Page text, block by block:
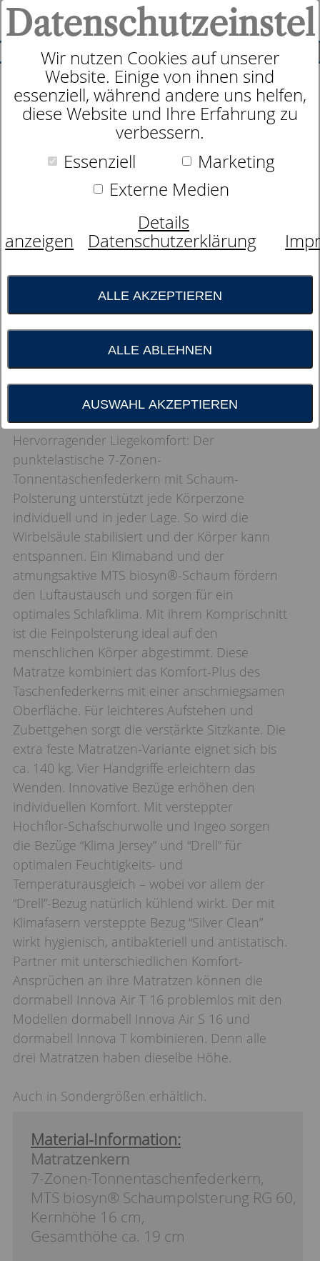
SUCHE
0
Taschenfederkernmatratze
dormabell Innova Air T 16
Hervorragender Liegekomfort: Der
punktelastische 7-Zonen-
Tonnentaschenfederkern mit Schaum-
Polsterung unterstützt jede Körperzone
individuell und in jeder Lage. So wird die
Wirbelsäule stabilisiert und der Körper kann
entspannen. Ein Klimaband und der
atmungsaktive MTS biosyn®-Schaum fördern
den Luftaustausch und sorgen für ein
optimales Schlafklima. Mit ihrem Komprischnitt
ist die Feinpolsterung ideal auf den
menschlichen Körper abgestimmt. Diese
Matratze kombiniert das Komfort-Plus des
Taschenfederkerns mit einer anschmiegsamen
Oberfläche. Für leichteres Aufstehen und
Zubettgehen sorgt die verstärkte Sitzkante. Die
extra feste Matratzen-Variante eignet sich bis
ca. 140 kg. Vier Handgriffe erleichtern das
Wenden. Innovative Bezüge erhöhen den
individuellen Komfort. Mit versteppter
Hochflor-Schafschurwolle und Ingeo sorgen
die Bezüge “Klima Jersey” und “Drell” für
optimalen Feuchtigkeits- und
Temperaturausgleich – wobei vor allem der
“Drell”-Bezug natürlich kühlend wirkt. Der mit
Klimafasern versteppte Bezug “Silver Clean”
wirkt hygienisch, antibakteriell und antistatisch.
Partner mit unterschiedlichen Komfort-
Ansprüchen an ihre Matratzen können die
dormabell Innova Air T 16 problemlos mit den
Modellen dormabell Innova Air S 16 und
dormabell Innova T kombinieren. Denn alle
drei Matratzen haben dieselbe Höhe.
Auch in Sondergrößen erhältlich.
Material-Information:
Matratzenkern
7-Zonen-Tonnentaschenfederkern,
MTS biosyn® Schaumpolsterung RG 60,
Kernhöhe 16 cm,
Gesamthöhe ca. 19 cm
Wir nutzen Cookies auf unserer
Website. Einige von ihnen sind
essenziell, während andere uns helfen,
diese Website und Ihre Erfahrung zu
verbessern.
Essenziell
Marketing
Externe Medien
Details
anzeigen
Datenschutzerklärung
ALLE AKZEPTIEREN
ALLE ABLEHNEN
AUSWAHL AKZEPTIEREN